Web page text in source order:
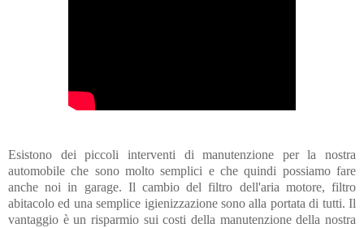
Esistono dei piccoli interventi di manutenzione per la nostra
automobile che sono molto semplici e che quindi possiamo fare
anche noi in garage. Il cambio del filtro dell'aria motore, filtro
abitacolo ed una semplice igienizzazione sono alla portata di tutti. Il
vantaggio è un risparmio sui costi della manutenzione della nostra